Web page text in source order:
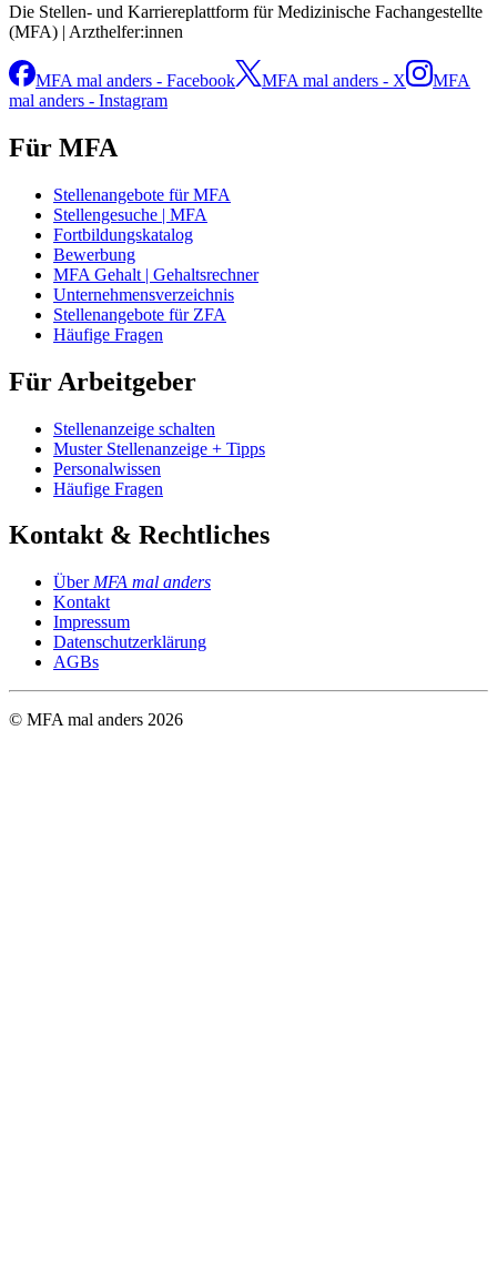
Die Stellen- und Karriereplattform für Medizinische Fachangestellte
(MFA) | Arzthelfer:innen
MFA mal anders - Facebook MFA mal anders - X
MFA
mal anders - Instagram
Für MFA
Stellenangebote für MFA
Stellengesuche | MFA
Fortbildungskatalog
Bewerbung
MFA Gehalt | Gehaltsrechner
Unternehmensverzeichnis
Stellenangebote für ZFA
Häufige Fragen
Für Arbeitgeber
Stellenanzeige schalten
Muster Stellenanzeige + Tipps
Personalwissen
Häufige Fragen
Kontakt & Rechtliches
Über MFA mal anders
Kontakt
Impressum
Datenschutzerklärung
AGBs
© MFA mal anders 2026